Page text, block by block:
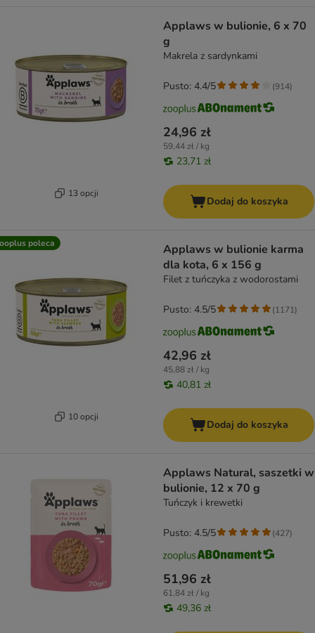
13 opcji
Applaws w bulionie, 6 x 70
g
Makrela z sardynkami
24,96 zł
59,44 zł / kg
23,71 zł
Pusto: 4.4/5 (914)
Dodaj do koszyka
poleca
10 opcji
Applaws w bulionie karma
dla kota, 6 x 156 g
Filet z tuńczyka z wodorostami
42,96 zł
45,88 zł / kg
40,81 zł
Pusto: 4.5/5 (1171)
Dodaj do koszyka
Applaws Natural, saszetki w
bulionie, 12 x 70 g
Tuńczyk i krewetki
51,96 zł
61,84 zł / kg
49,36 zł
Pusto: 4.5/5 (427)